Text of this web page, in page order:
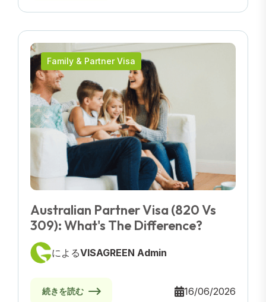
Family & Partner Visa
Australian Partner Visa (820 Vs
309): What's The Difference?
によるVISAGREEN Admin
続きを読む 16/06/2026